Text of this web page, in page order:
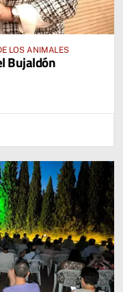
LOS ANIMALES